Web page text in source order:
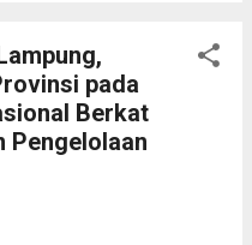
Fest 2026 dijadwalkan
14-15 November 2026 di
Perkantoran
Selatan. Persiapan festival
di Aula Rajabasa,
pada
Berkat
Pengelolaan